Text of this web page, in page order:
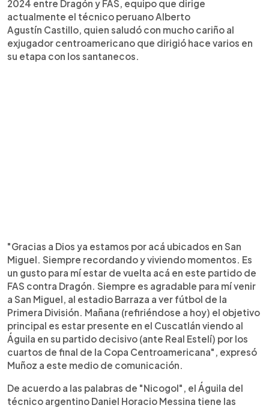
2024 entre Dragón y FAS, equipo que dirige
actualmente el técnico peruano Alberto
Agustín Castillo, quien saludó con mucho cariño al
exjugador centroamericano que dirigió hace varios en
su etapa con los santanecos.
"Gracias a Dios ya estamos por acá ubicados en San
Miguel. Siempre recordando y viviendo momentos. Es
un gusto para mí estar de vuelta acá en este partido de
FAS contra Dragón. Siempre es agradable para mí venir
a San Miguel, al estadio Barraza a ver fútbol de la
Primera División. Mañana (refiriéndose a hoy) el objetivo
principal es estar presente en el Cuscatlán viendo al
Águila en su partido decisivo (ante Real Estelí) por los
cuartos de final de la Copa Centroamericana", expresó
Muñoz a este medio de comunicación.
De acuerdo a las palabras de "Nicogol", el Águila del
técnico argentino Daniel Horacio Messina tiene las